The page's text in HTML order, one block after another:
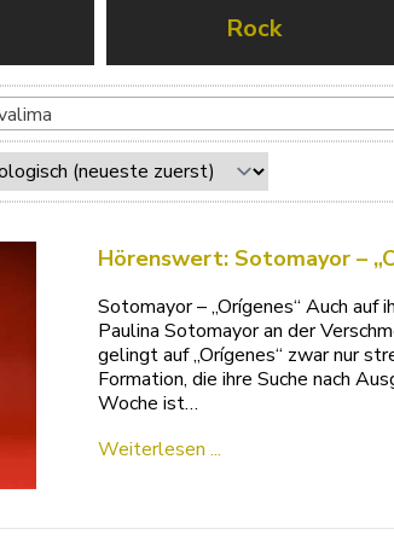
Rock
Hörenswert: Sotomayor –
Sotomayor – „Orígenes“ Auch
Paulina Sotomayor an der
gelingt auf „Orígenes“ zwar nur
Formation, die ihre Suche nach
Woche ist…
Weiterlesen ...